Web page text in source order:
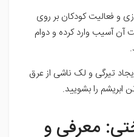
و فعالیت کودکان بر روی
آسیب وارد کرده و دوام
تیرگی و لک ناشی از عرق
را بشویید.
معرفی و